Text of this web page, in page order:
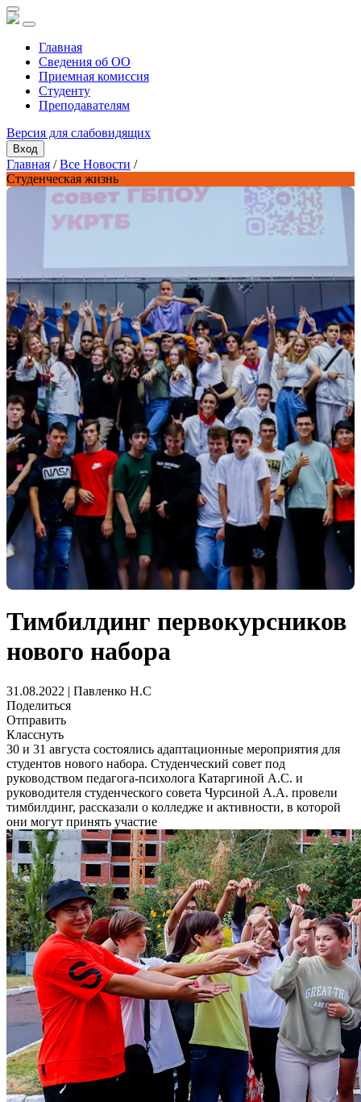
Главная
Сведения об ОО
Приемная комиссия
Студенту
Преподавателям
Версия для слабовидящих
Вход
Главная /Все Новости /
Студенческая жизнь
Тимбилдинг первокурсников
нового набора
31.08.2022 | Павленко Н.С
Поделиться
Отправить
Класснуть
30 и 31 августа состоялись адаптационные мероприятия для
студентов нового набора. Студенческий совет под
руководством педагога-психолога Катаргиной А.С. и
руководителя студенческого совета Чурсиной А.А. провели
тимбилдинг, рассказали о колледже и активности, в которой
они могут принять участие